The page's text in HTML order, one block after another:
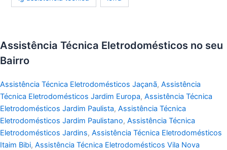
Assistência Técnica Eletrodomésticos no seu
Bairro
Assistência Técnica Eletrodomésticos Jaçanã, Assistência
Técnica Eletrodomésticos Jardim Europa, Assistência Técnica
Eletrodomésticos Jardim Paulista, Assistência Técnica
Eletrodomésticos Jardim Paulistano, Assistência Técnica
Eletrodomésticos Jardins, Assistência Técnica Eletrodomésticos
Itaim Bibi, Assistência Técnica Eletrodomésticos Vila Nova